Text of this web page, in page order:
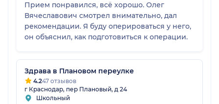
Прием понравился, всё хорошо. Олег
Вячеславович смотрел внимательно, дал
рекомендации. Я буду оперироваться у него,
он объяснил, как подготовиться к операции.
Здрава в Плановом переулке
4.247 отзывов
г Краснодар, пер Плановый, д 24
Школьный